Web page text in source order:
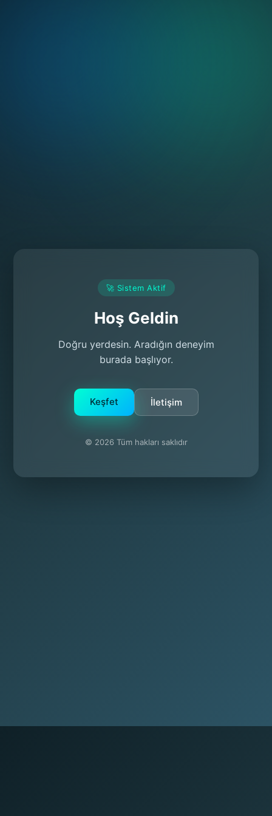
🚀 Sistem Aktif
Hoş Geldin
Doğru yerdesin. Aradığın deneyim
burada başlıyor.
Keşfet İletişim
© 2026 Tüm hakları saklıdır